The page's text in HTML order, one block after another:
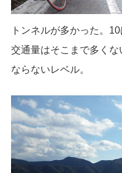
トンネルが多かった。10
交通量はそこまで多く
ならないレベル。